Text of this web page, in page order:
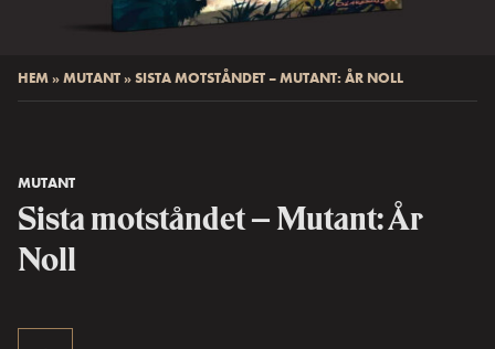
HEM»MUTANT»SISTA MOTSTÅNDET – MUTANT: ÅR NOLL
MUTANT
Sista motståndet – Mutant: År
Noll